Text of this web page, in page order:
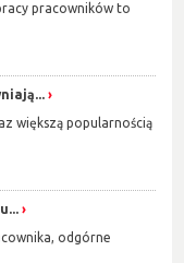
pracowników to
większą popularnością
odgórne